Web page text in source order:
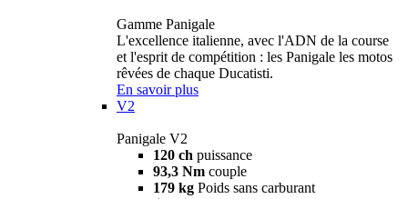
Gamme Panigale
L'excellence italienne, avec l'ADN de la course
et l'esprit de compétition : les Panigale les motos
rêvées de chaque Ducatisti.
En savoir plus
V2
Panigale V2
120 ch puissance
93,3 Nm couple
179 kg Poids sans carburant